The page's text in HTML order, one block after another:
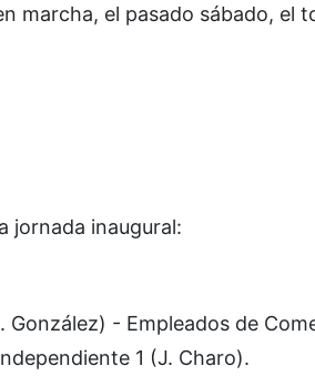
marcha, el pasado sábado, el
jornada inaugural:
González) - Empleados de
1 (J. Charo).